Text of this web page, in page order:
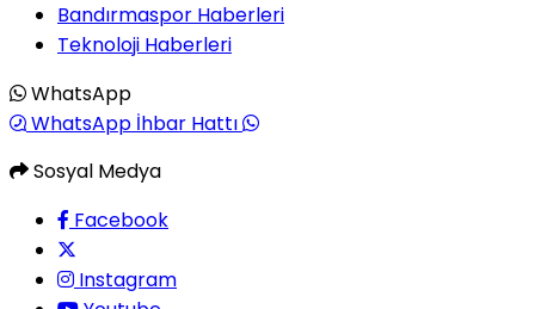
Bandırmaspor Haberleri
Teknoloji Haberleri
WhatsApp
WhatsApp İhbar Hattı
Sosyal Medya
Facebook
Instagram